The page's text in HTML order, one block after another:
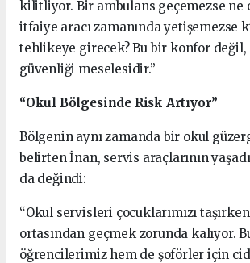
kilitliyor. Bir ambulans geçemezse ne
itfaiye aracı zamanında yetişemezse
tehlikeye girecek? Bu bir konfor değil,
güvenliği meselesidir.”
“Okul Bölgesinde Risk Artıyor”
Bölgenin aynı zamanda bir okul
belirten İnan, servis araçlarının
da değindi:
“Okul servisleri çocuklarımızı
ortasından geçmek zorunda kalıyor.
öğrencilerimiz hem de şoförler için